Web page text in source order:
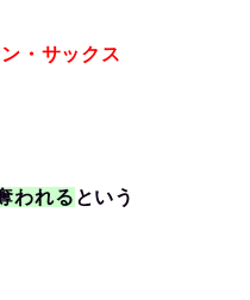
・サックス
われる という